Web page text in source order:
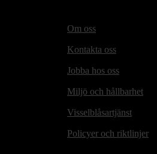
Om oss
Kontakta oss
Jobba hos oss
Miljö och hållbarhet
Visselblåsartjänst
Policyer och riktlinjer